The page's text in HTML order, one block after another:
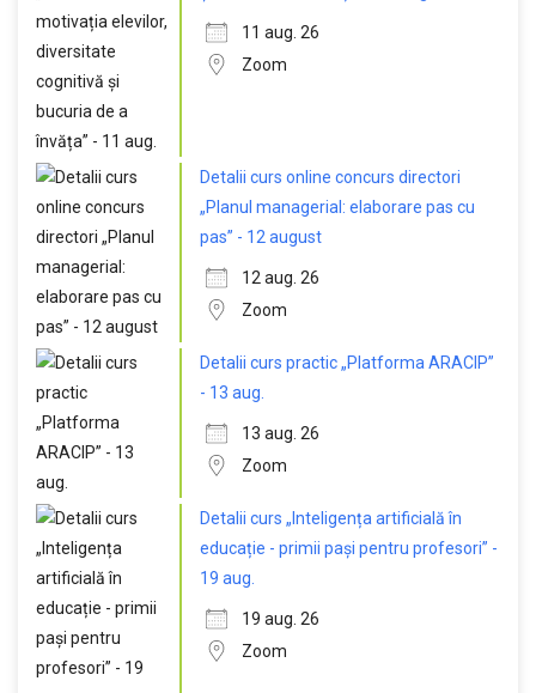
11 aug. 26
Zoom
Detalii curs online concurs directori
„Planul managerial: elaborare pas cu
pas” - 12 august
12 aug. 26
Zoom
Detalii curs practic „Platforma ARACIP”
- 13 aug.
13 aug. 26
Zoom
Detalii curs „Inteligența artificială în
educație - primii pași pentru profesori” -
19 aug.
19 aug. 26
Zoom